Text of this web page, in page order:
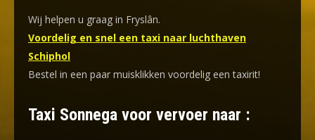
Wij helpen u graag in Fryslân.
Voordelig en snel een taxi naar luchthaven
Schiphol
Bestel in een paar muisklikken voordelig een taxirit!
Taxi Sonnega voor vervoer naar :